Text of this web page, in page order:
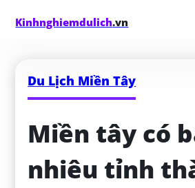
Kinhnghiemdulich.vn
Du Lịch Miền Tây
Miền tây có
nhiêu tỉnh